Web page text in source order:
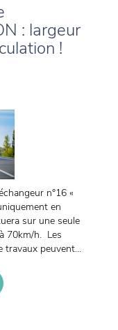
: largeur
!
n°16 «
en
sur une seule
70km/h. Les
travaux peuvent...